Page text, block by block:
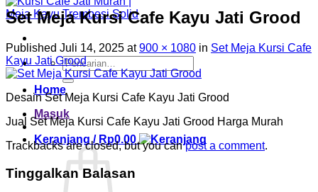
Pencarian
untuk:
Home
Masuk
Keranjang / Rp0.00
Set Meja Kursi Cafe Kayu Jati Grood
Published Juli 14, 2025 at900 × 1080 in Set Meja Kursi Cafe
Kayu Jati Grood
Desain Set Meja Kursi Cafe Kayu Jati Grood
Jual Set Meja Kursi Cafe Kayu Jati Grood Harga Murah
Trackbacks are closed, but you canpost a comment.
Tinggalkan Balasan